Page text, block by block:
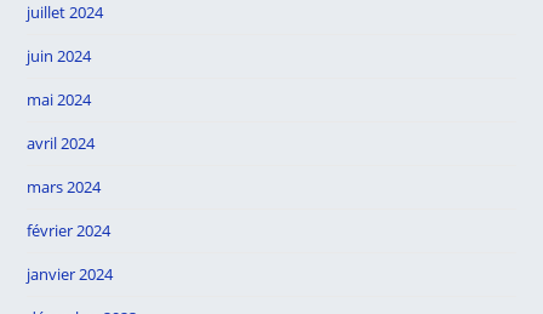
juillet 2024
juin 2024
mai 2024
avril 2024
mars 2024
février 2024
janvier 2024